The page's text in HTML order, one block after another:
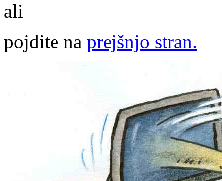
ali
pojdite na prejšnjo stran.